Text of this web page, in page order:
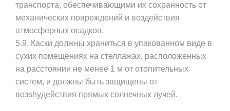
транспорта, обеспечивающими их сохранность от
механических повреждений и воздействия
атмосферных осадков.
5.9. Каски должны храниться в упакованном виде в
сухих помещениях на стеллажах, расположенных
на расстоянии не менее 1 м от отопительных
систем, и должны быть защищены от
возshyдействия прямых солнечных лучей.